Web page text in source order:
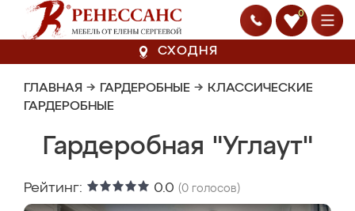
0
СХОДНЯ
ГЛАВНАЯ → ГАРДЕРОБНЫЕ → КЛАССИЧЕСКИЕ
ГАРДЕРОБНЫЕ
Гардеробная "Углаут"
Рейтинг: 0.0 (0 голосов)